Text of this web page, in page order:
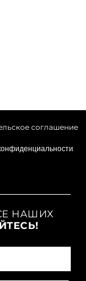
соглашение
НАШИХ